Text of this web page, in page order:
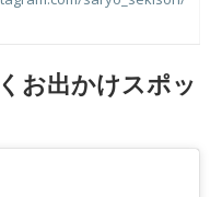
お出かけスポッ